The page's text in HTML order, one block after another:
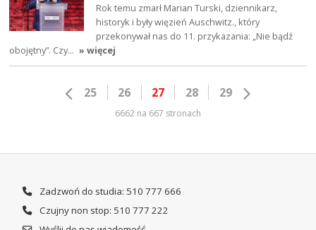
Rok temu zmarł Marian Turski, dziennikarz,
historyk i były więzień Auschwitz., który
przekonywał nas do 11. przykazania: „Nie bądź
obojętny”. Czy… » więcej
25 26 27 28 29
6662 na 667 stronach
Zadzwoń do studia: 510 777 666
Czujny non stop: 510 777 222